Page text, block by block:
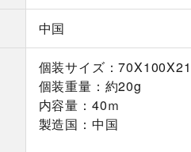
中国
個装サイズ：
個装重量：約20g
内容量：40ｍ
製造国：中国